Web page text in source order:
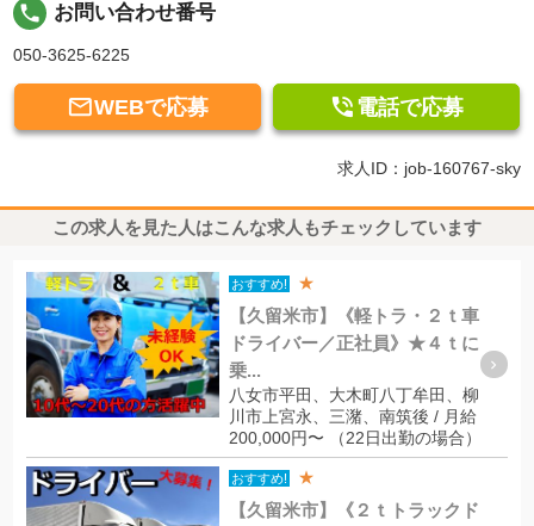
local_phone お問い合わせ番号
050-3625-6225
WEBで応募  電話で応募
求人ID：job-160767-sky
この求人を見た人はこんな求人もチェックしています
おすすめ! ★
【久留米市】《軽トラ・２ｔ車
ドライバー／正社員》★４ｔに
乗...
八女市平田、大木町八丁牟田、柳
川市上宮永、三潴、南筑後 / 月給
200,000円〜 （22日出勤の場合）
おすすめ! ★
【久留米市】《２ｔトラックド